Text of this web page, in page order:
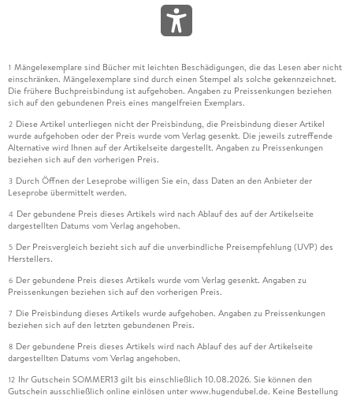
1 Mängelexemplare sind Bücher mit leichten Beschädigungen, die das Lesen aber nicht
einschränken. Mängelexemplare sind durch einen Stempel als solche gekennzeichnet.
Die frühere Buchpreisbindung ist aufgehoben. Angaben zu Preissenkungen beziehen
sich auf den gebundenen Preis eines mangelfreien Exemplars.
2 Diese Artikel unterliegen nicht der Preisbindung, die Preisbindung dieser Artikel
wurde aufgehoben oder der Preis wurde vom Verlag gesenkt. Die jeweils zutreffende
Alternative wird Ihnen auf der Artikelseite dargestellt. Angaben zu Preissenkungen
beziehen sich auf den vorherigen Preis.
3 Durch Öffnen der Leseprobe willigen Sie ein, dass Daten an den Anbieter der
Leseprobe übermittelt werden.
4 Der gebundene Preis dieses Artikels wird nach Ablauf des auf der Artikelseite
dargestellten Datums vom Verlag angehoben.
5 Der Preisvergleich bezieht sich auf die unverbindliche Preisempfehlung (UVP) des
Herstellers.
6 Der gebundene Preis dieses Artikels wurde vom Verlag gesenkt. Angaben zu
Preissenkungen beziehen sich auf den vorherigen Preis.
7 Die Preisbindung dieses Artikels wurde aufgehoben. Angaben zu Preissenkungen
beziehen sich auf den letzten gebundenen Preis.
8 Der gebundene Preis dieses Artikels wird nach Ablauf des auf der Artikelseite
dargestellten Datums vom Verlag angehoben.
12 Ihr Gutschein SOMMER13 gilt bis einschließlich 10.08.2026. Sie können den
Gutschein ausschließlich online einlösen unter www.hugendubel.de. Keine Bestellung